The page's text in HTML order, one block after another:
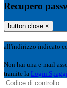
Recupero
button close ×
all'indirizzo indicato
Non hai una e-mail
tramite la Login